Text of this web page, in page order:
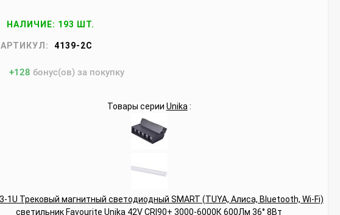
НАЛИЧИЕ: 193 ШТ.
АРТИКУЛ: 4139-2C
+128 бонус(ов) за покупку
Товары серии Unika :